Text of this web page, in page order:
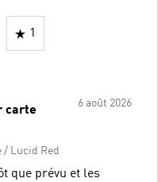
1
6 août 2026
carte
/ Lucid Red
que prévu et les